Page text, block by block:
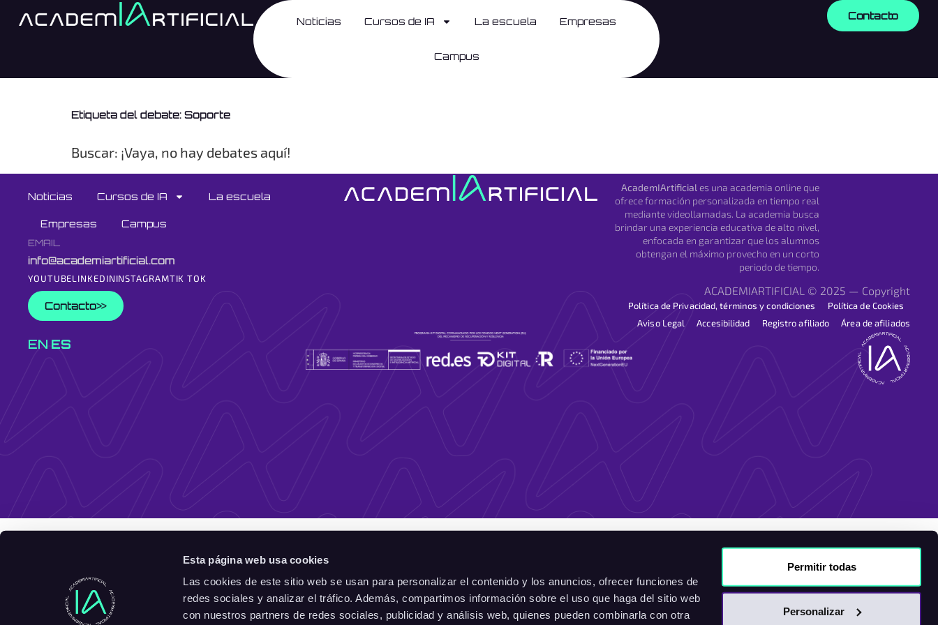
Esta página web usa cookies
Las cookies de este sitio web se usan para personalizar el contenido y los anuncios, ofrecer funciones de
redes sociales y analizar el tráfico. Además, compartimos información sobre el uso que haga del sitio web
con nuestros partners de redes sociales, publicidad y análisis web, quienes pueden combinarla con otra
Permitir todas
Personalizar
Noticias Cursos de IA La escuela Empresas
Campus
Contacto
Etiqueta del debate: Soporte
Buscar: ¡Vaya, no hay debates aquí!
Noticias Cursos de IA La escuela
Empresas Campus
EMAIL
info@academiartificial.com
YOUTUBELINKEDININSTAGRAMTIK TOK
Contacto
AcademIArtificial es una academia online que
ofrece formación personalizada en tiempo real
mediante videollamadas. La academia busca
brindar una experiencia educativa de alto nivel,
enfocada en garantizar que los alumnos
obtengan el máximo provecho en un corto
periodo de tiempo.
ACADEMIARTIFICIAL © 2025 — Copyright
Política de Privacidad, términos y condiciones
Política de Cookies
Aviso Legal
Accesibilidad Registro afiliado Área de afiliados
EN ES